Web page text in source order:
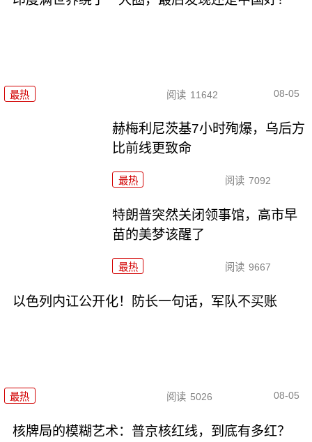
最热 阅读 11642 08-05
赫梅利尼茨基7小时殉爆，乌后方
比前线更致命
最热 阅读 7092
特朗普突然关闭领事馆，高市早
苗的美梦该醒了
最热 阅读 9667
以色列内讧公开化！防长一句话，军队不买账
最热 阅读 5026 08-05
核牌局的模糊艺术：普京核红线，到底有多红？